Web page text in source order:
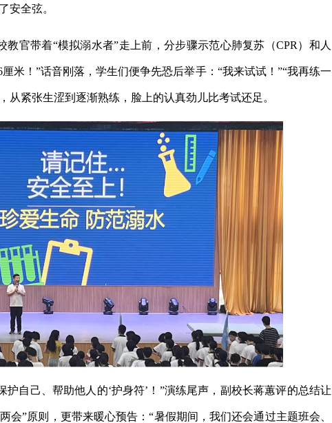
安全弦。
官带着“模拟溺水者”走上前，分步骤示范心肺复苏（CPR）和人
米！”话音刚落，学生们便争先恐后举手：“我来试试！”“我再练一
从紧张生涩到逐渐熟练，脸上的认真劲儿比考试还足。
护自己、帮助他人的‘护身符’！”演练尾声，副校长蒋蕙评的总结让
会”原则，更带来暖心预告：“暑假期间，我们还会通过主题班会、